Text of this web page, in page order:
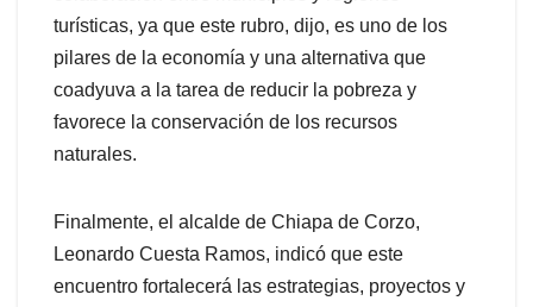
turísticas, ya que este rubro, dijo, es uno de los
pilares de la economía y una alternativa que
coadyuva a la tarea de reducir la pobreza y
favorece la conservación de los recursos
naturales.
Finalmente, el alcalde de Chiapa de Corzo,
Leonardo Cuesta Ramos, indicó que este
encuentro fortalecerá las estrategias, proyectos y